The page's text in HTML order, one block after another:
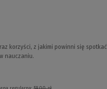
korzyści, z jakimi powinni się spotkać
nauczaniu.